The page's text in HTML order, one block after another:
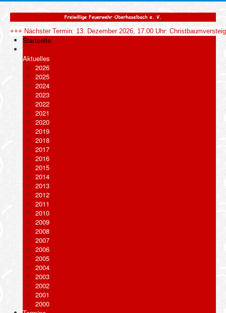
+++ Nächster Termin: 13. Dezember 2026, 17:00 Uhr:
Startseite
Aktuelles
2026
2025
2024
2023
2022
2021
2020
2019
2018
2017
2016
2015
2014
2013
2012
2011
2010
2009
2008
2007
2006
2005
2004
2003
2002
2001
2000